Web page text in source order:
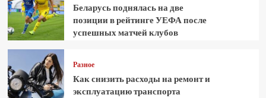
Беларусь поднялась на две
позиции в рейтинге УЕФА после
успешных матчей клубов
Разное
Как снизить расходы на ремонт и
эксплуатацию транспорта